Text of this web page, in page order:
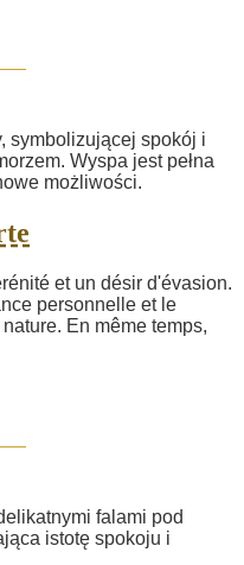
et un désir d'évasion.
personnelle et le
En même temps,